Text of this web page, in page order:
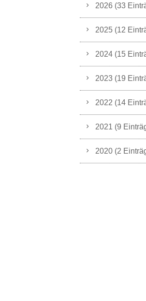
2026 (33
2025 (12
2024 (15
2023 (19
2022 (14
2021 (9
2020 (2